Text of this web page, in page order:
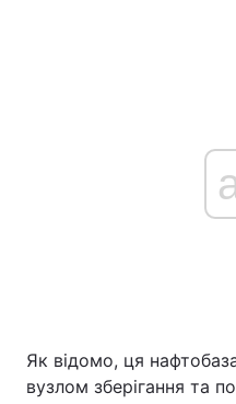
Як відомо, ця
вузлом зберігання та